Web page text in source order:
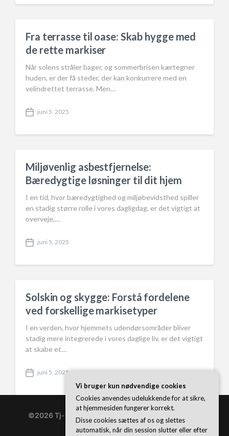
s
a
t
e
Fra terrasse til oase: Skab hygge med
de rette markiser
Når solens stråler bager, og sommerbrisen kærtegner
huden, er der få steder, der kan konkurrere med en
velindrettet terrasse. Men…
P
s
a
t
e
juni 5, 2025
Miljøvenlig asbestfjernelse:
Bæredygtige løsninger til dit hjem
I en tid, hvor bæredygtighed og miljøbevidsthed spiller
en stadig større rolle i vores dagligdag, er det vigtigt at
overveje,…
P
s
a
t
e
juni 5, 2025
Solskin og skygge: Forstå fordelene
ved forskellige markisetyper
I en verden, hvor hjemmets udendørsområder bliver
stadig mere integrerede i vores daglige liv, er det vigtigt
at skabe et…
P
s
juni 5, 2025
©2026 Tj-bolte.dk
WordPress Themes
Vi bruger kun nødvendige cookies
Cookies anvendes udelukkende for at sikre,
at hjemmesiden fungerer korrekt.
Disse cookies sættes af os og slettes
automatisk, når din session slutter eller efter